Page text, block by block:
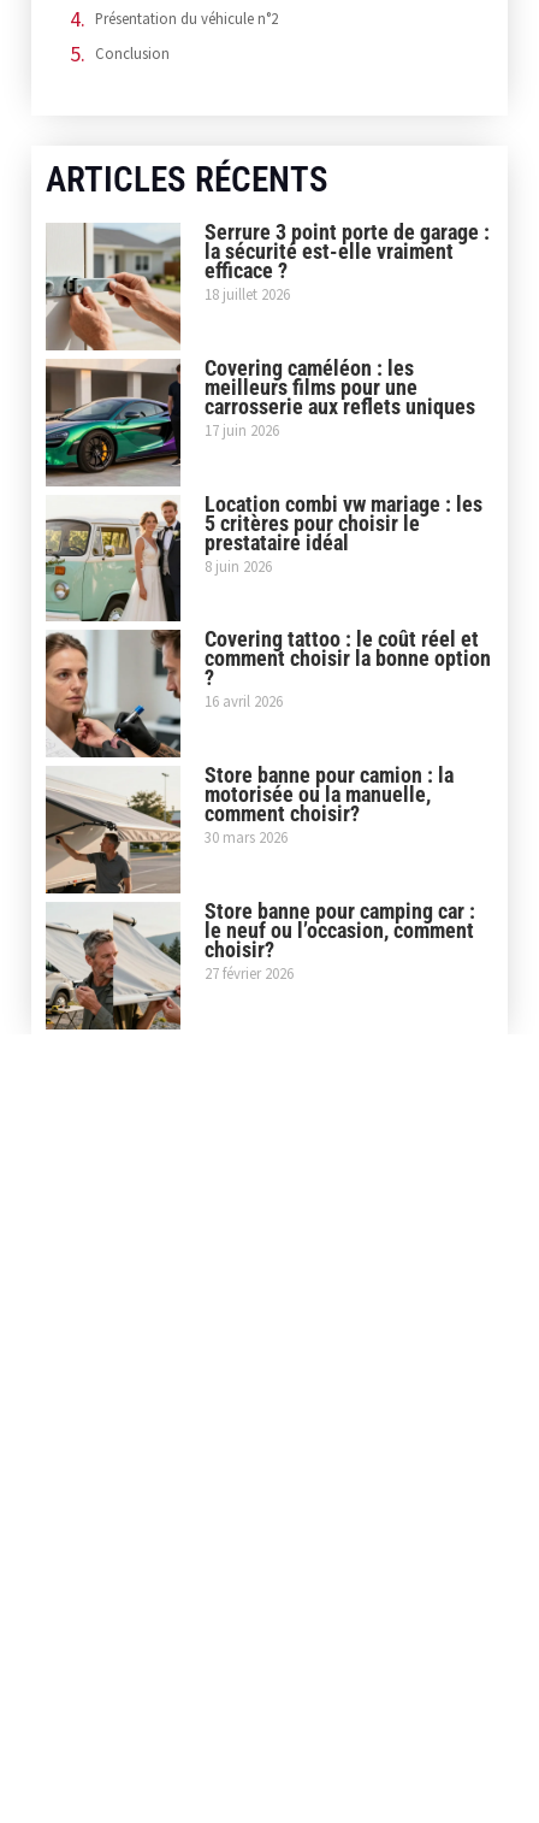
Présentation du véhicule n°2
Conclusion
ARTICLES RÉCENTS
Serrure 3 point porte de garage :
la sécurité est-elle vraiment
efficace ?
18 juillet 2026
Covering caméléon : les
meilleurs films pour une
carrosserie aux reflets uniques
17 juin 2026
Location combi vw mariage : les
5 critères pour choisir le
prestataire idéal
8 juin 2026
Covering tattoo : le coût réel et
comment choisir la bonne option
?
16 avril 2026
Store banne pour camion : la
motorisée ou la manuelle,
comment choisir?
30 mars 2026
Store banne pour camping car :
le neuf ou l’occasion, comment
choisir?
27 février 2026